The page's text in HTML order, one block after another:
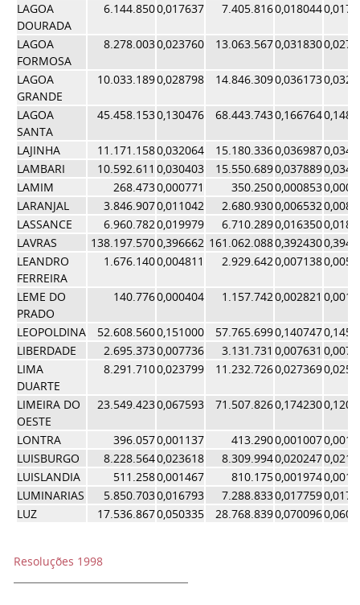
LAGOA
DOURADA
6.144.8500,017637 7.405.8160,018044
LAGOA
FORMOSA
8.278.0030,023760 13.063.5670,031830
LAGOA
GRANDE
10.033.1890,028798 14.846.3090,036173
LAGOA
SANTA
45.458.1530,130476 68.443.7430,166764
LAJINHA 11.171.1580,032064 15.180.3360,036987
LAMBARI
10.592.611 0,030403 15.550.6890,037889
LAMIM
268.4730,000771 350.2500,000853
LARANJAL
3.846.9070,011042 2.680.9300,006532
LASSANCE
6.960.7820,019979 6.710.2890,016350
LAVRAS
138.197.5700,396662 161.062.0880,392430
LEANDRO
FERREIRA
1.676.1400,004811 2.929.6420,007138
LEME DO
PRADO
140.7760,000404 1.157.7420,002821
LEOPOLDINA 52.608.5600,151000 57.765.6990,140747
LIBERDADE
2.695.3730,007736 3.131.731 0,007631
LIMA
DUARTE
8.291.7100,023799 11.232.7260,027369
LIMEIRA DO
OESTE
23.549.4230,067593 71.507.8260,174230
LONTRA 396.0570,001137 413.2900,001007
LUISBURGO
8.228.5640,023618 8.309.9940,020247
LUISLANDIA
511.2580,001467 810.1750,001974
LUMINARIAS
5.850.7030,016793 7.288.8330,017759
LUZ
17.536.8670,050335 28.768.8390,070096
Resoluções 1998